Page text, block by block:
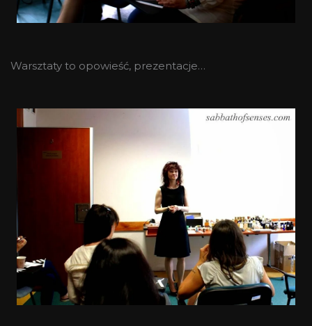
Warsztaty to opowieść, prezentacje…